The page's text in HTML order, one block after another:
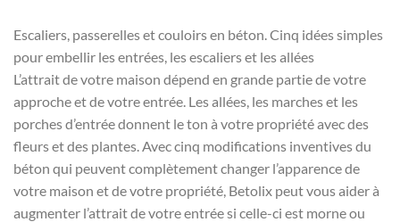
Escaliers, passerelles et couloirs en béton. Cinq idées simples
pour embellir les entrées, les escaliers et les allées
L’attrait de votre maison dépend en grande partie de votre
approche et de votre entrée. Les allées, les marches et les
porches d’entrée donnent le ton à votre propriété avec des
fleurs et des plantes. Avec cinq modifications inventives du
béton qui peuvent complètement changer l’apparence de
votre maison et de votre propriété, Betolix peut vous aider à
augmenter l’attrait de votre entrée si celle-ci est morne ou